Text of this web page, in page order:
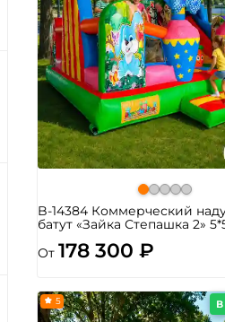
B-14384 Коммерческий
батут «Зайка Степашка 2»
От 178 300 ₽
5